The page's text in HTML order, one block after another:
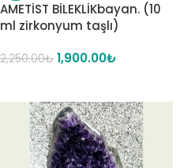
AMETİST BİLEKLİKbayan. (10
ml zirkonyum taşlı)
2,250.00₺ 1,900.00₺